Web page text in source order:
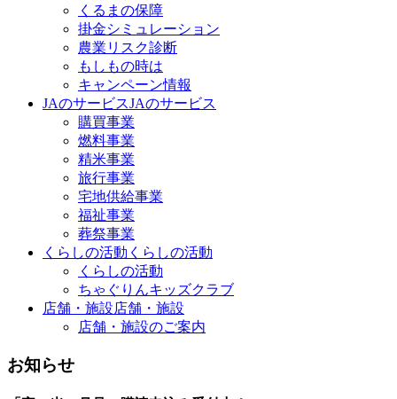
くるまの保障
掛金シミュレーション
農業リスク診断
もしもの時は
キャンペーン情報
JAのサービスJAのサービス
購買事業
燃料事業
精米事業
旅行事業
宅地供給事業
福祉事業
葬祭事業
くらしの活動 くらしの活動
くらしの活動
ちゃぐりんキッズクラブ
店舗・施設店舗・施設
店舗・施設のご案内
お知らせ